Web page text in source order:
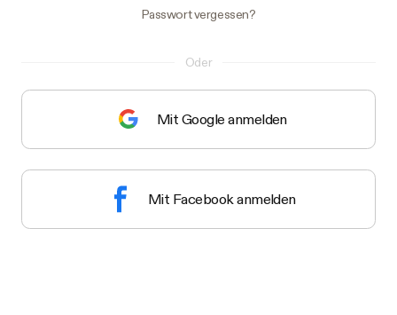
Passwort vergessen?
Oder
Mit Google anmelden
Mit Facebook anmelden